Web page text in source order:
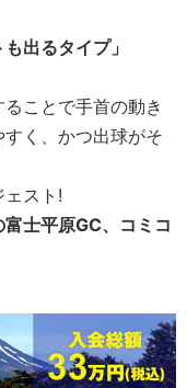
出るタイプ」
ことで手首の動き
く、かつ出球がそ
スト!
士平原GC、コミコ